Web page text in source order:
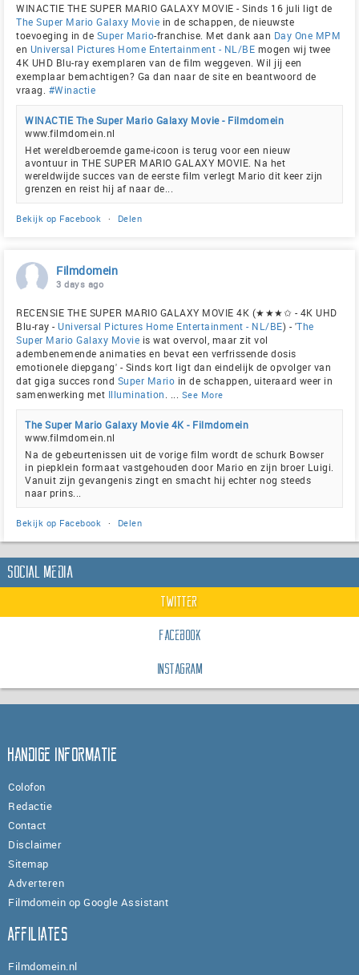
WINACTIE THE SUPER MARIO GALAXY MOVIE - Sinds 16 juli ligt de
The Super Mario Galaxy Movie in de schappen, de nieuwste
toevoeging in de Super Mario-franchise. Met dank aan Day One MPM
en Universal Pictures Home Entertainment - NL/BE mogen wij twee
4K UHD Blu-ray exemplaren van de film weggeven. Wil jij een
exemplaar bemachtigen? Ga dan naar de site en beantwoord de
vraag. #Winactie
WINACTIE The Super Mario Galaxy Movie - Filmdomein
www.filmdomein.nl
Het wereldberoemde game-icoon is terug voor een nieuw
avontuur in THE SUPER MARIO GALAXY MOVIE. Na het
wereldwijde succes van de eerste film verlegt Mario dit keer zijn
grenzen en reist hij af naar de...
Bekijk op Facebook · Delen
Filmdomein
3 days ago
RECENSIE THE SUPER MARIO GALAXY MOVIE 4K (★★★✩ - 4K UHD
Blu-ray - Universal Pictures Home Entertainment - NL/BE) - 'The
Super Mario Galaxy Movie is wat overvol, maar zit vol
adembenemende animaties en bevat een verfrissende dosis
emotionele diepgang' - Sinds kort ligt dan eindelijk de opvolger van
dat giga succes rond Super Mario in de schappen, uiteraard weer in
samenwerking met Illumination See More
The Super Mario Galaxy Movie 4K - Filmdomein
www.filmdomein.nl
Na de gebeurtenissen uit de vorige film wordt de schurk Bowser
in piepklein formaat vastgehouden door Mario en zijn broer Luigi.
Vanuit zijn gevangenis zingt en smacht hij echter nog steeds
naar prins...
Bekijk op Facebook · Delen
Social Media
Twitter
Facebook
Instagram
Handige informatie
Colofon
Redactie
Contact
Disclaimer
Sitemap
Adverteren
Filmdomein op Google Assistant
Affiliates
Filmdomein.nl